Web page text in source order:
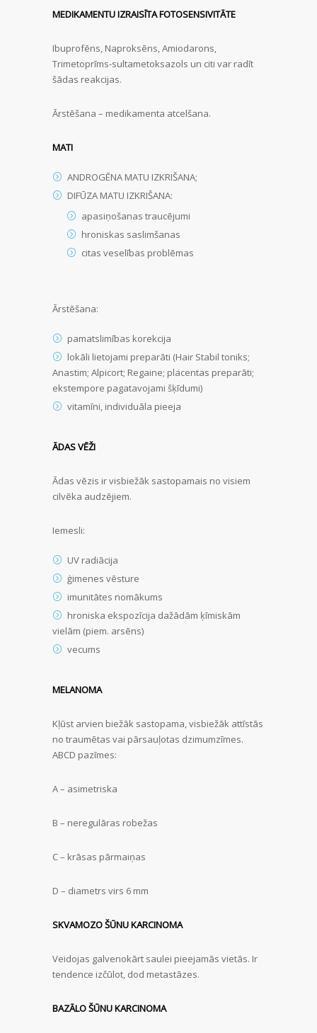
MEDIKAMENTU IZRAISĪTA FOTOSENSIVITĀTE
Ibuprofēns, Naproksēns, Amiodarons,
Trimetoprīms-sultametoksazols un citi var radīt
šādas reakcijas.
Ārstēšana – medikamenta atcelšana.
MATI
ANDROGĒNA MATU IZKRIŠANA;
DIFŪZA MATU IZKRIŠANA:
apasiņošanas traucējumi
hroniskas saslimšanas
citas veselības problēmas
Ārstēšana:
pamatslimības korekcija
lokāli lietojami preparāti (Hair Stabil toniks;
Anastim; Alpicort; Regaine; placentas preparāti;
ekstempore pagatavojami šķīdumi)
vitamīni, individuāla pieeja
ĀDAS VĒŽI
Ādas vēzis ir visbiežāk sastopamais no visiem
cilvēka audzējiem.
Iemesli:
UV radiācija
ģimenes vēsture
imunitātes nomākums
hroniska ekspozīcija dažādām ķīmiskām
vielām (piem. arsēns)
vecums
MELANOMA
Kļūst arvien biežāk sastopama, visbiežāk attīstās
no traumētas vai pārsauļotas dzimumzīmes.
ABCD pazīmes:
A – asimetriska
B – neregulāras robežas
C – krāsas pārmaiņas
D – diametrs virs 6 mm
SKVAMOZO ŠŪNU KARCINOMA
Veidojas galvenokārt saulei pieejamās vietās. Ir
tendence izčūlot, dod metastāzes.
BAZĀLO ŠŪNU KARCINOMA